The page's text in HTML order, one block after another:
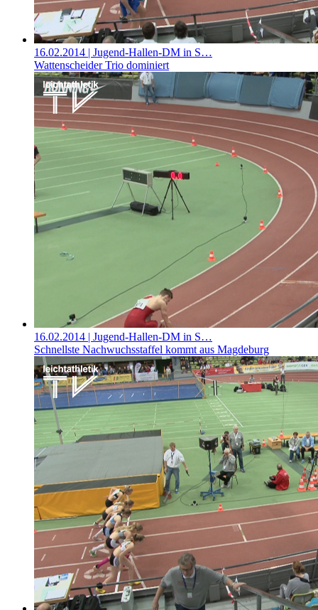
16.02.2014 | Jugend-Hallen-DM in S…
Wattenscheider Trio dominiert
16.02.2014 | Jugend-Hallen-DM in S…
Schnellste Nachwuchsstaffel kommt aus Magdeburg